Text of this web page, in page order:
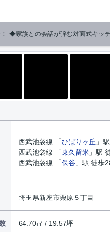
◆家族との会話が弾む対面式キッ
西武池袋線 「ひばりヶ丘 」
西武池袋線 「東久留米 」駅
西武池袋線 「保谷 」駅 徒歩
埼玉県新座市栗原５丁目
64.70㎡ / 19.57坪